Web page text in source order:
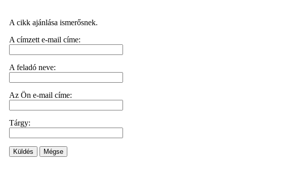
A cikk ajánlása ismerősnek.
A címzett e-mail címe:
A feladó neve:
Az Ön e-mail címe:
Tárgy:
Küldés Mégse